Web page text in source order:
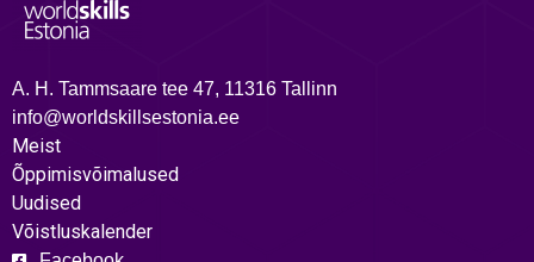
A. H. Tammsaare tee 47, 11316 Tallinn
info@worldskillsestonia.ee
Meist
Õppimisvõimalused
Uudised
Võistluskalender